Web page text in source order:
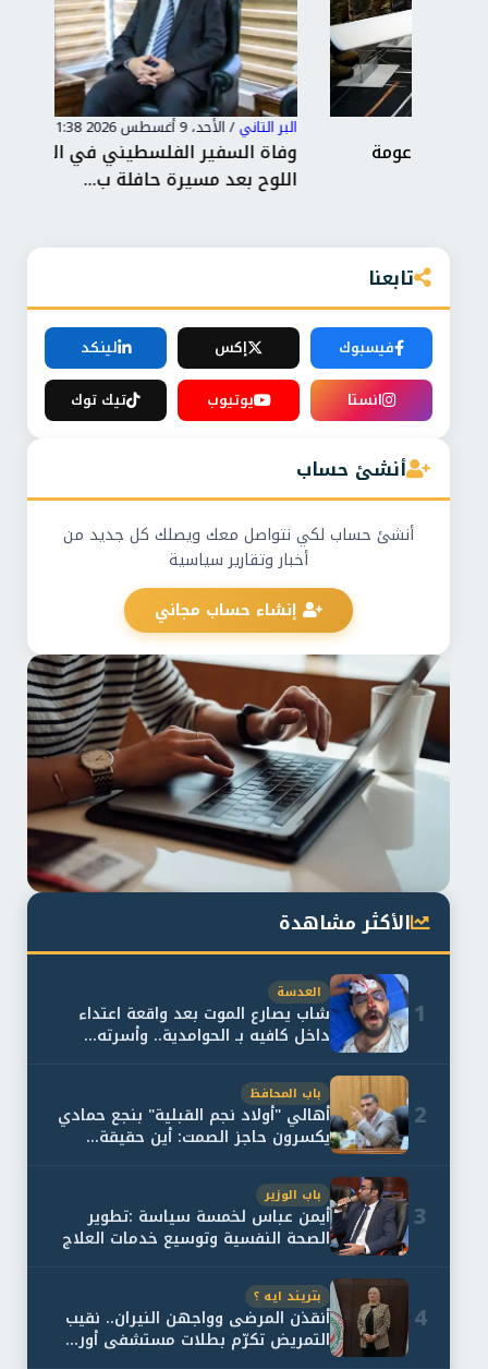
وفاة السفير الفلسطيني في القاهرة دياب
اللوح بعد مسيرة حافلة ب...
تابعنا
فيسبوك إكس
لينكد
انستا
يوتيوب تيك توك
أنشئ حساب
أنشئ حساب لكي نتواصل معك ويصلك كل جديد من
أخبار وتقارير سياسية
إنشاء حساب مجاني
الأكثر مشاهدة
1
العدسة
شاب يصارع الموت بعد واقعة اعتداء
داخل كافيه بـ الحوامدية.. وأسرته...
2
باب المحافظ
أهالي "أولاد نجم القبلية" بنجع حمادي
يكسرون حاجز الصمت: أين حقيقة...
3
باب الوزير
أيمن عباس لخمسة سياسة :تطوير
الصحة النفسية وتوسيع خدمات العلاج
4
بتريند ايه ؟
أنقذن المرضى وواجهن النيران.. نقيب
التمريض تكرّم بطلات مستشفى أور...